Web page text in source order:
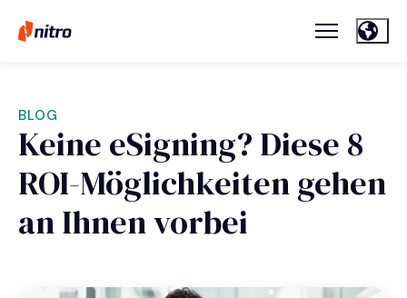
BLOG
Keine eSigning? Diese 8
ROI-Möglichkeiten gehen
an Ihnen vorbei